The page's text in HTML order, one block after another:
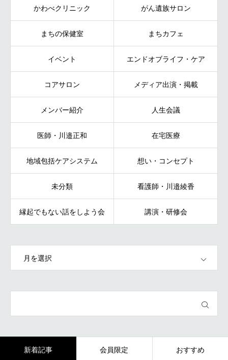
かわべクリニック がん遺族サロン
まちの保健室 まちカフェ
イベント エンドオブライフ・ケア
コアサロン メディア出演・掲載
メンバー紹介 人生会議
医師・川邉正和 在宅医療
地域包括ケアシステム 想い・コンセプト
未分類 看護師・川邉綾香
縁起でもない話をしよう会 講演・研修会
新着記事 会員限定 おすすめ